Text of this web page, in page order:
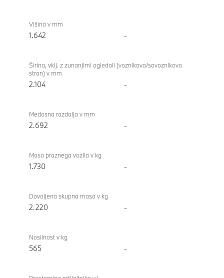
Višina v mm
1.642 -
Širina, vklj. z zunanjimi ogledali (voznikova/sovoznikova
stran) v mm
2.104 -
Medosna razdalja v mm
2.692 -
Masa praznega vozila v kg
1.730 -
Dovoljena skupna masa v kg
2.220 -
Nosilnost v kg
565 -